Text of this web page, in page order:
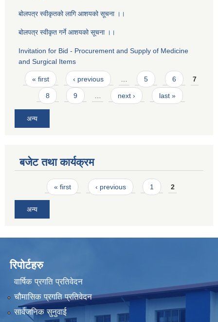
बोलपत्र स्वीकृतको लागि आशयको सूचना ।।
बोलपत्र स्वीकृत गर्ने आशयको सूचना ।।
Invitation for Bid - Procurement and Supply of Medicine
and Surgical Items
Pages
« first ‹ previous … 5 6 7
8 9 … next › last »
अन्य
बजेट तथा कार्यक्रम
Pages« first ‹ previous 1 2
अन्य
रिपोर्टहरु
वार्षिक प्रगति प्रतिवेदन
चौमासिक प्रगति प्रतिवेदन
सार्वजनिक सुनुवाई